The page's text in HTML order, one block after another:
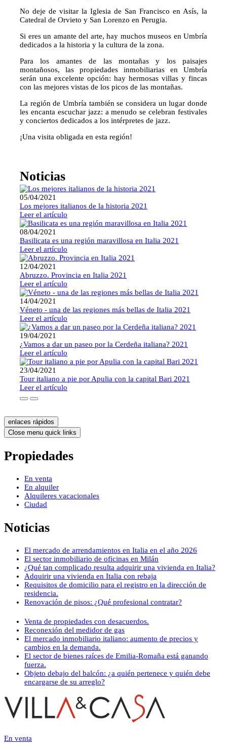
No deje de visitar la Iglesia de San Francisco en Asís, la
Catedral de Orvieto y San Lorenzo en Perugia.
Si eres un amante del arte, hay muchos museos en Umbría
dedicados a la historia y la cultura de la zona.
Para los amantes de las montañas y los paisajes
montañosos, las propiedades inmobiliarias en Umbría
serán una excelente opción: hay hermosas villas y fincas
con las mejores vistas de los picos de las montañas.
La región de Umbría también se considera un lugar donde
les encanta escuchar jazz: a menudo se celebran festivales
y conciertos dedicados a los intérpretes de jazz.
¡Una visita obligada en esta región!
Noticias
05/04/2021
Los mejores italianos de la historia 2021
Leer el artículo
08/04/2021
Basilicata es una región maravillosa en Italia 2021
Leer el artículo
12/04/2021
Abruzzo. Provincia en Italia 2021
Leer el artículo
14/04/2021
Véneto - una de las regiones más bellas de Italia 2021
Leer el artículo
19/04/2021
¿Vamos a dar un paseo por la Cerdeña italiana? 2021
Leer el artículo
23/04/2021
Tour italiano a pie por Apulia con la capital Bari 2021
Leer el artículo
enlaces rápidos
Close menu quick links
Propiedades
En venta
En alquiler
Alquileres vacacionales
Ciudad
Noticias
El mercado de arrendamientos en Italia en el año 2026
El sector inmobiliario de oficinas en Milán
¿Qué tan complicado resulta adquirir una vivienda en Italia?
Adquirir una vivienda en Italia con rebaja
Requisitos de domicilio para el registro en la dirección de
residencia.
Renovación de pisos: ¿Qué profesional contratar?
Venta de propiedades con desacuerdos.
Reconexión del medidor de gas
El mercado inmobiliario italiano: aumento de precios y
cambios en la demanda.
El sector de bienes raíces de Emilia-Romaña está ganando
fuerza.
Objeto debajo del balcón: ¿a quién pertenece y quién debe
encargarse de su arreglo?
En venta